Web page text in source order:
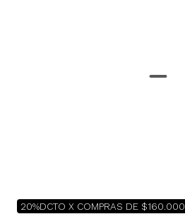
20%DCTO X COMPRAS DE $160.000